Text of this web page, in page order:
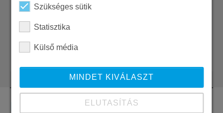
Office
office@sw-umwelttechnik.hu
Szükséges sütik
Statisztika
Külső média
MINDET KIVÁLASZT
ELUTASÍTÁS